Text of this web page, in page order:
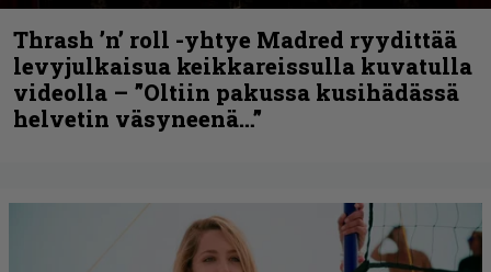
Thrash ’n’ roll -yhtye Madred ryydittää
levyjulkaisua keikkareissulla kuvatulla
videolla – ”Oltiin pakussa kusihädässä
helvetin väsyneenä…”